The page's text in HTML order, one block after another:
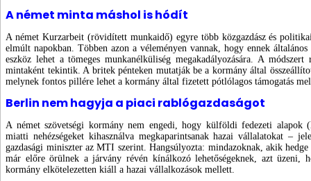
A német minta máshol is hódít
A német Kurzarbeit (rövidített munkaidő) egyre több közgazdász és
elmúlt napokban. Többen azon a véleményen vannak, hogy ennek
eszköz lehet a tömeges munkanélküliség megakadályozására. A módszert
mintaként tekintik. A britek pénteken mutatják be a kormány által
melynek fontos pillére lehet a kormány által fizetett pótlólagos támogatás
Berlin nem hagyja a piaci rablógazdaságot
A német szövetségi kormány nem engedi, hogy külföldi fedezeti alapok
miatti nehézségeket kihasználva megkaparintsanak hazai vállalatokat –
gazdasági miniszter az MTI szerint. Hangsúlyozta: mindazoknak, akik
már előre örülnek a járvány révén kínálkozó lehetőségeknek, azt üzeni,
kormány elkötelezetten kiáll a hazai vállalkozások mellett.